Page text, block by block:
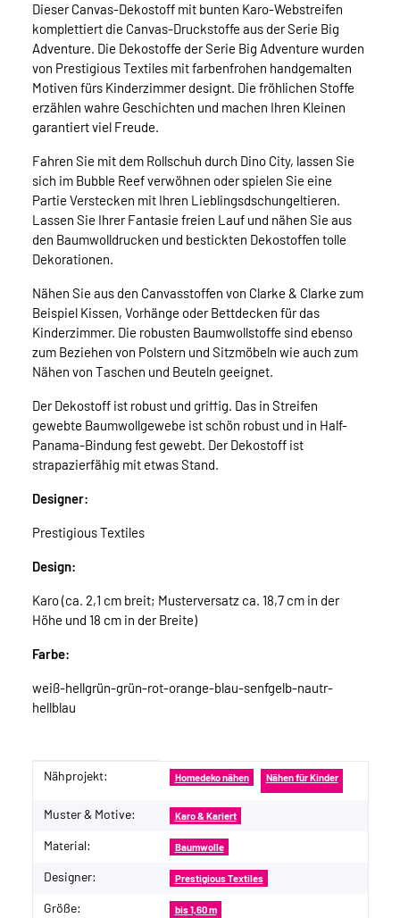
Dieser Canvas-Dekostoff mit bunten Karo-Webstreifen
komplettiert die Canvas-Druckstoffe aus der Serie Big
Adventure. Die Dekostoffe der Serie Big Adventure wurden
von Prestigious Textiles mit farbenfrohen handgemalten
Motiven fürs Kinderzimmer designt. Die fröhlichen Stoffe
erzählen wahre Geschichten und machen Ihren Kleinen
garantiert viel Freude.
Fahren Sie mit dem Rollschuh durch Dino City, lassen Sie
sich im Bubble Reef verwöhnen oder spielen Sie eine
Partie Verstecken mit Ihren Lieblingsdschungeltieren.
Lassen Sie Ihrer Fantasie freien Lauf und nähen Sie aus
den Baumwolldrucken und bestickten Dekostoffen tolle
Dekorationen.
Nähen Sie aus den Canvasstoffen von Clarke & Clarke zum
Beispiel Kissen, Vorhänge oder Bettdecken für das
Kinderzimmer. Die robusten Baumwollstoffe sind ebenso
zum Beziehen von Polstern und Sitzmöbeln wie auch zum
Nähen von Taschen und Beuteln geeignet.
Der Dekostoff ist robust und griffig. Das in Streifen
gewebte Baumwollgewebe ist schön robust und in Half-
Panama-Bindung fest gewebt. Der Dekostoff ist
strapazierfähig mit etwas Stand.
Designer:
Prestigious Textiles
Design:
Karo (ca. 2,1 cm breit; Musterversatz ca. 18,7 cm in der
Höhe und 18 cm in der Breite)
Farbe:
weiß-hellgrün-grün-rot-orange-blau-senfgelb-nautr-
hellblau
Produkteigenschaft
Wert
Nähprojekt: Homedeko nähen Nähen für Kinder
Muster & Motive: Karo & Kariert
Material: Baumwolle
Designer: Prestigious Textiles
Größe: bis 1,60 m